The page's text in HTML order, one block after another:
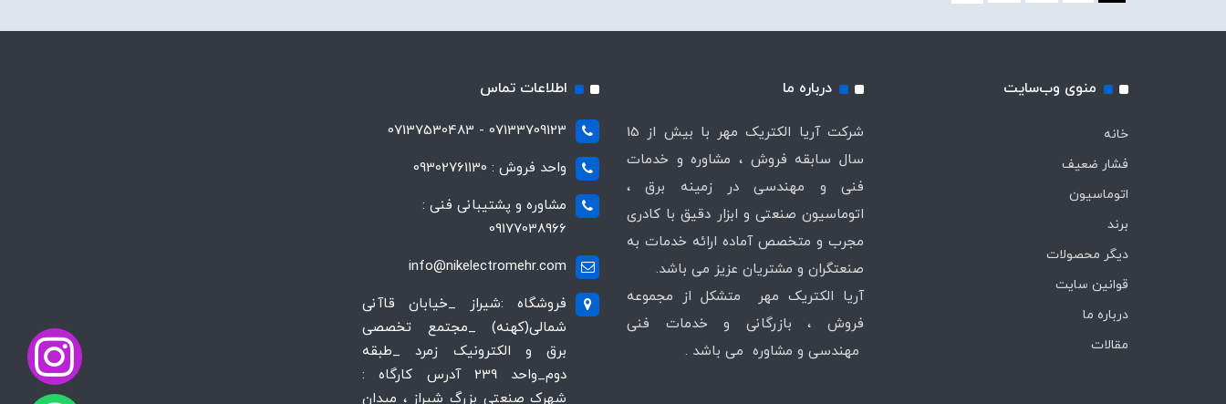
منوی وب‌سایت
خانه
فشار ضعیف
اتوماسیون
برند
دیگر محصولات
قوانین سایت
درباره ما
مقالات
درباره ما
شرکت آریا الکتریک مهر با بیش از 15
سال سابقه فروش ، مشاوره و خدمات
فنی و مهندسی در زمینه برق ،
اتوماسیون صنعتی و ابزار دقیق با کادری
مجرب و متخصص آماده ارائه خدمات به
صنعتگران و مشتریان عزیز می باشد.
آریا الکتریک مهر متشکل از مجموعه
فروش ، بازرگانی و خدمات فنی
مهندسی و مشاوره می باشد .
اطلاعات تماس
07133709123 - 07137530483
واحد فروش : 09302761130
مشاوره و پشتیبانی فنی :
09177038966
info@nikelectromehr.com
فروشگاه :شیراز _خیابان قاآنی
شمالی(کهنه) _مجتمع تخصصی
برق و الکترونیک زمرد _طبقه
دوم_واحد 239 آدرس کارگاه :
شهرک صنعتی بزرگ شیراز ، میدان